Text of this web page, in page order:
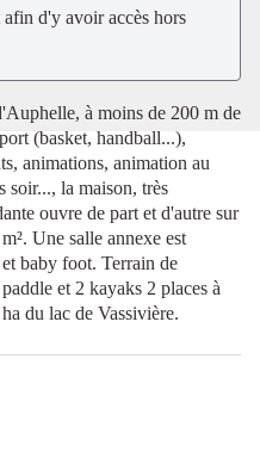
d'y avoir accès hors
à moins de 200 m de
(basket, handball...),
animations, animation au
soir..., la maison, très
ouvre de part et d'autre sur
Une salle annexe est
baby foot. Terrain de
et 2 kayaks 2 places à
du lac de Vassivière.